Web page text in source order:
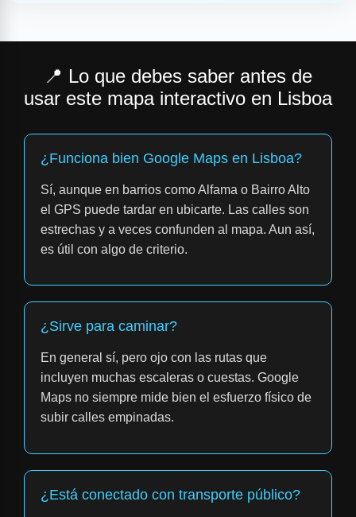
📍 Lo que debes saber antes de
usar este mapa interactivo en Lisboa
¿Funciona bien Google Maps en Lisboa?
Sí, aunque en barrios como Alfama o Bairro Alto
el GPS puede tardar en ubicarte. Las calles son
estrechas y a veces confunden al mapa. Aun así,
es útil con algo de criterio.
¿Sirve para caminar?
En general sí, pero ojo con las rutas que
incluyen muchas escaleras o cuestas. Google
Maps no siempre mide bien el esfuerzo físico de
subir calles empinadas.
¿Está conectado con transporte público?